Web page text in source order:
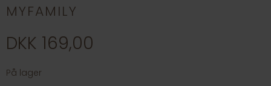
MYFAMILY
DKK 169,00
På lager